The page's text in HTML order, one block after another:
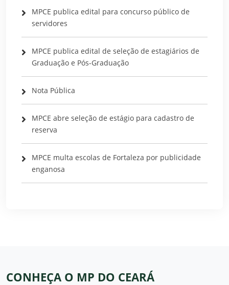
MPCE publica edital para concurso público de
servidores
MPCE publica edital de seleção de estagiários de
Graduação e Pós-Graduação
Nota Pública
MPCE abre seleção de estágio para cadastro de
reserva
MPCE multa escolas de Fortaleza por publicidade
enganosa
CONHEÇA O MP DO CEARÁ